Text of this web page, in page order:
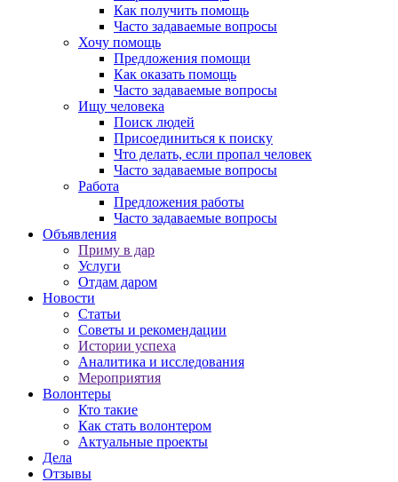
Как получить помощь
Часто задаваемые вопросы
Хочу помощь
Предложения помощи
Как оказать помощь
Часто задаваемые вопросы
Ищу человека
Поиск людей
Присоединиться к поиску
Что делать, если пропал человек
Часто задаваемые вопросы
Работа
Предложения работы
Часто задаваемые вопросы
Объявления
Приму в дар
Услуги
Отдам даром
Новости
Статьи
Советы и рекомендации
Истории успеха
Аналитика и исследования
Мероприятия
Волонтеры
Кто такие
Как стать волонтером
Актуальные проекты
Дела
Отзывы